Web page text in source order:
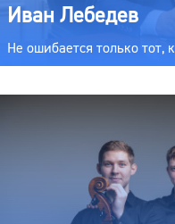
Иван Лебедев
Не ошибается только тот,